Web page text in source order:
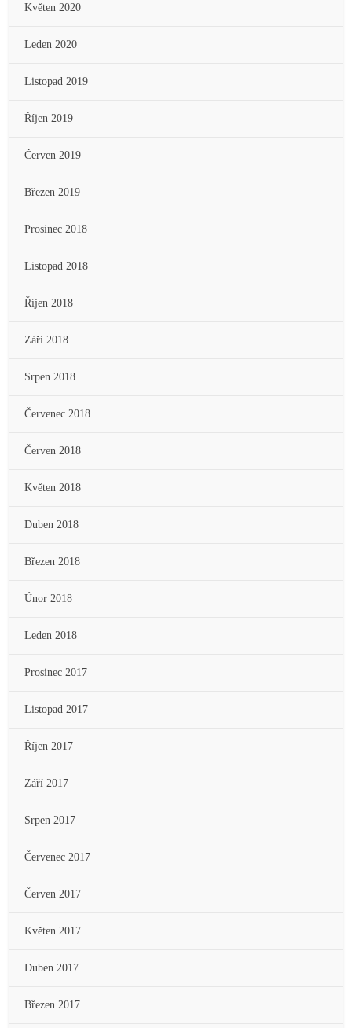
Květen 2020
Leden 2020
Listopad 2019
Říjen 2019
Červen 2019
Březen 2019
Prosinec 2018
Listopad 2018
Říjen 2018
Září 2018
Srpen 2018
Červenec 2018
Červen 2018
Květen 2018
Duben 2018
Březen 2018
Únor 2018
Leden 2018
Prosinec 2017
Listopad 2017
Říjen 2017
Září 2017
Srpen 2017
Červenec 2017
Červen 2017
Květen 2017
Duben 2017
Březen 2017